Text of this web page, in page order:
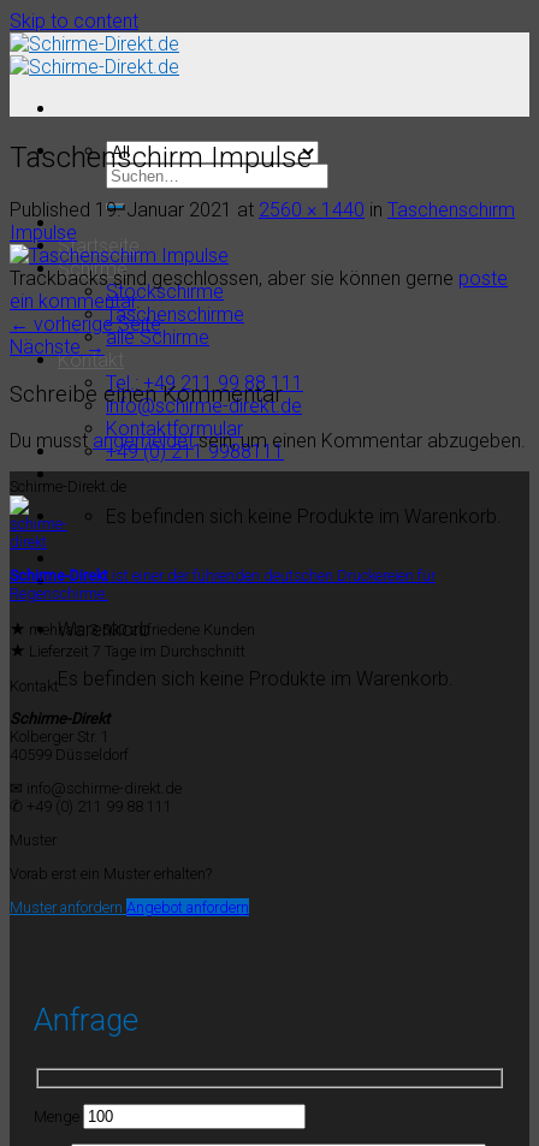
Skip to content
Startseite
Schirme
Stockschirme
Taschenschirme
alle Schirme
Kontakt
Tel.: +49 211 99 88 111
info@schirme-direkt.de
Kontaktformular
+49 (0) 211 9988111
Es befinden sich keine Produkte im Warenkorb.
Warenkorb
Es befinden sich keine Produkte im Warenkorb.
Taschenschirm Impulse
Published 19. Januar 2021 at 2560 × 1440 in Taschenschirm
Impulse
Trackbacks sind geschlossen, aber sie können gerne poste
ein kommentar.
← vorherige Seite
Nächste →
Schreibe einen Kommentar
Du musst angemeldetsein, um einen Kommentar abzugeben.
Schirme-Direkt.de
Schirme-Direkt ist einer der führenden deutschen Druckereien für
Regenschirme.
★ mehr als 3.500 zufriedene Kunden
★ Lieferzeit 7 Tage im Durchschnitt
Kontakt
Schirme-Direkt
Kolberger Str. 1
40599 Düsseldorf
✉ info@schirme-direkt.de
✆ +49 (0) 211 99 88 111
Muster
Vorab erst ein Muster erhalten?
Muster anfordern Angebot anfordern
Anfrage
Menge